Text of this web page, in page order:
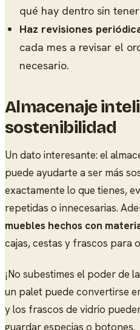
qué hay dentro sin
Haz revisiones
cada mes a revisar el
necesario.
Almacenaje
sostenibilidad
Un dato interesante: el
puede ayudarte a ser más
exactamente lo que tienes,
repetidas o innecesarias.
muebles hechos con
cajas, cestas y frascos para
¡No subestimes el poder de
un palet puede convertirse
y los frascos de vidrio
guardar especias o botones.